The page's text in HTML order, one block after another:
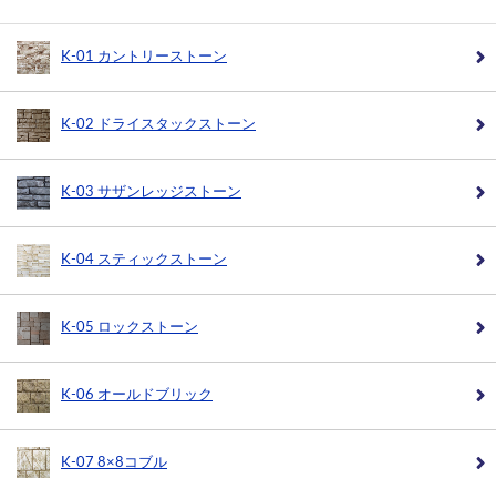
K-01 カントリーストーン
K-02 ドライスタックストーン
K-03 サザンレッジストーン
K-04 スティックストーン
K-05 ロックストーン
K-06 オールドブリック
K-07 8×8コブル